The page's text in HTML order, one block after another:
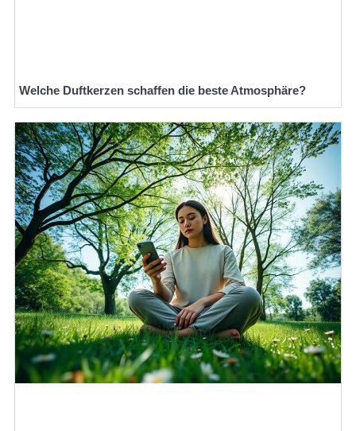
Welche Duftkerzen schaffen die beste Atmosphäre?